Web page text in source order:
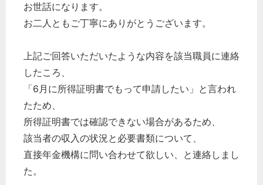
お世話になります。
お二人ともご丁寧にありがとうございます。
上記ご回答いただいたような内容を該当職員に連絡
したころ、
「6月に所得証明書でもって申請したい」と言われ
たため、
所得証明書では確認できない場合があるため、
該当者の収入の状況と必要書類について、
直接年金機構に問い合わせて欲しい、と連絡しまし
た。